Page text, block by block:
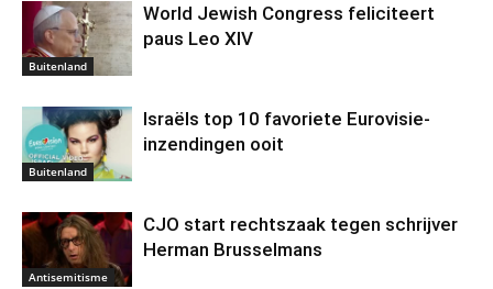
Buitenland
World Jewish Congress feliciteert
paus Leo XIV
Buitenland
Israëls top 10 favoriete Eurovisie-
inzendingen ooit
Antisemitisme
CJO start rechtszaak tegen schrijver
Herman Brusselmans